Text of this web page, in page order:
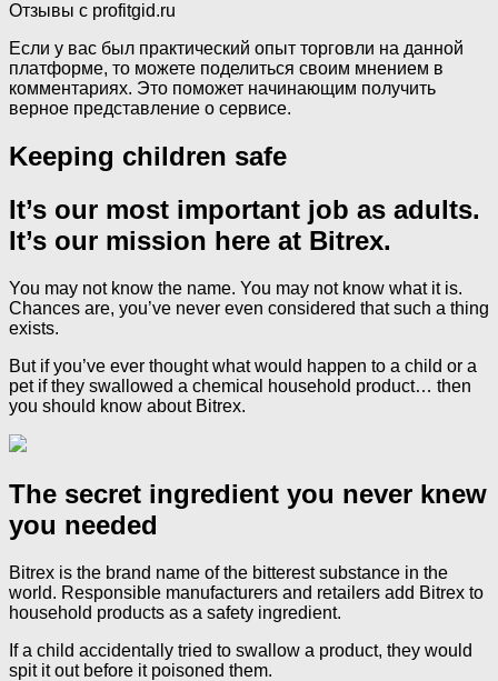
Отзывы с profitgid.ru
Если у вас был практический опыт торговли на данной
платформе, то можете поделиться своим мнением в
комментариях. Это поможет начинающим получить
верное представление о сервисе.
Keeping children safe
It’s our most important job as adults.
It’s our mission here at Bitrex.
You may not know the name. You may not know what it is.
Chances are, you’ve never even considered that such a thing
exists.
But if you’ve ever thought what would happen to a child or a
pet if they swallowed a chemical household product… then
you should know about Bitrex.
The secret ingredient you never knew
you needed
Bitrex is the brand name of the bitterest substance in the
world. Responsible manufacturers and retailers add Bitrex to
household products as a safety ingredient.
If a child accidentally tried to swallow a product, they would
spit it out before it poisoned them.